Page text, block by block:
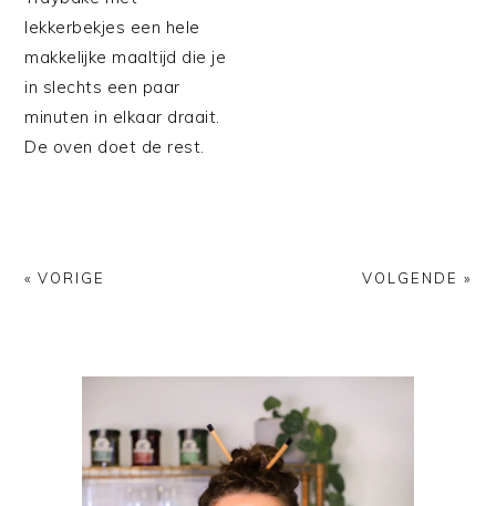
lekkerbekjes een hele
makkelijke maaltijd die je
in slechts een paar
minuten in elkaar draait.
De oven doet de rest.
« VORIGE VOLGENDE »